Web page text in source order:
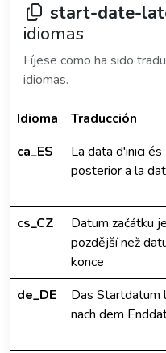
start-date-
idiomas
Fíjese como ha sido
idiomas.
Idioma Traducción
ca_ES
La data d'inici és
posterior a la
cs_CZ
Datum začátku je
pozdější než
konce
de_DE
Das Startdatum
nach dem